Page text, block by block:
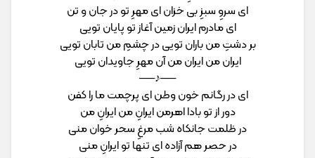
ای سروِ سبزِ بی‌ خزان ای مهرِ تو در جان و تن
ای مادرم ایران زمین آغاز تو پایان تویی
بر دشتِ من باران تویی در چشمِ من تابان تویی
ایران من ایران من آن مهرِ جاویدان تویی
──♪──
ای در رگانم خون وطن ای پرچمت ما را کفن
دور از تو بادا اهرمن ایرانِ من ایرانِ من
در ظلمت جانکاه شب مرغِ سحر خوان منی
در حصر هم آزاده ‌ای تنها تو ایرانِ منی